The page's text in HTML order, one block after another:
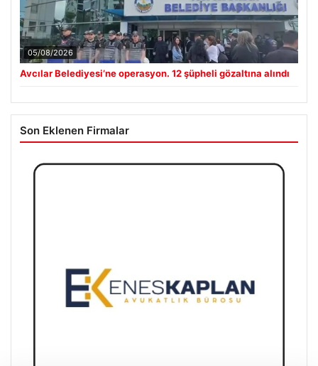
05/08/2026
Avcılar Belediyesi’ne operasyon. 12 şüpheli gözaltına alındı
Son Eklenen Firmalar